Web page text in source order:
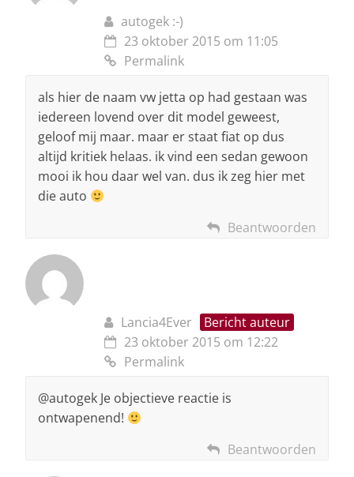
autogek :-)
23 oktober 2015 om 11:05
Permalink
als hier de naam vw jetta op had gestaan was
iedereen lovend over dit model geweest,
geloof mij maar. maar er staat fiat op dus
altijd kritiek helaas. ik vind een sedan gewoon
mooi ik hou daar wel van. dus ik zeg hier met
die auto
Beantwoorden
Lancia4Ever
Bericht auteur
23 oktober 2015 om 12:22
Permalink
@autogek Je objectieve reactie is
ontwapenend!
Beantwoorden